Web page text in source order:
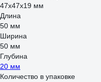
47x47x19 мм
Длина
50 мм
Ширина
50 мм
Глубина
20 мм
Количество в упаковке